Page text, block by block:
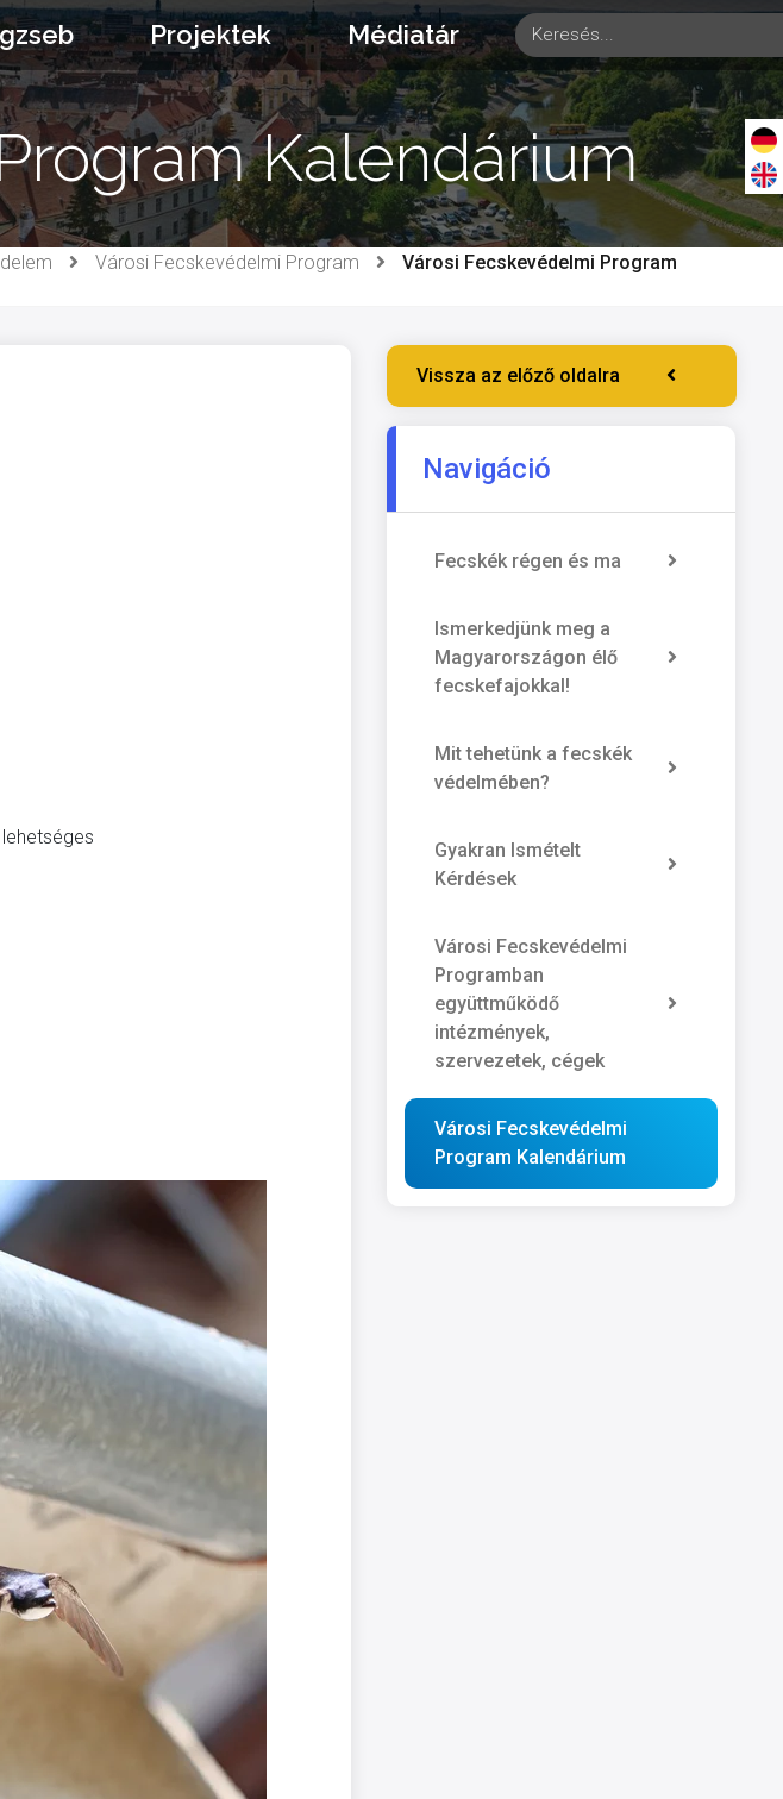
Projektek Médiatár
Kalendárium
Városi Fecskevédelmi Program
Városi Fecskevédelmi Program
Vissza az előző oldalra
Navigáció
Fecskék régen és ma
Ismerkedjünk meg a
Magyarországon élő
fecskefajokkal!
Mit tehetünk a fecskék
védelmében?
Gyakran Ismételt
Kérdések
Városi Fecskevédelmi
Programban
együttműködő
intézmények,
szervezetek, cégek
Városi Fecskevédelmi
Program Kalendárium